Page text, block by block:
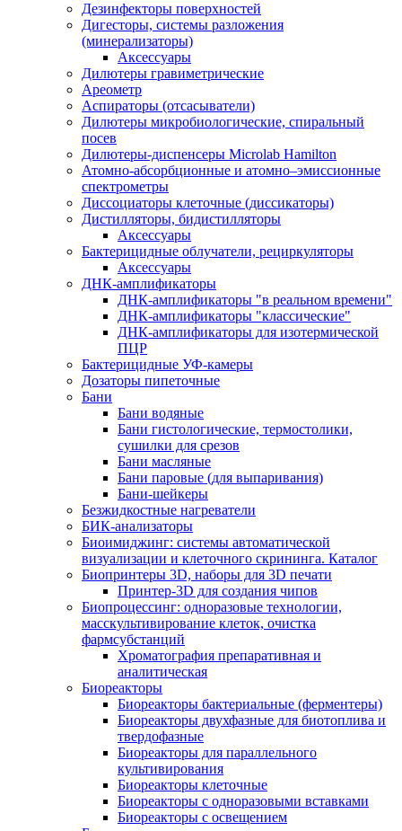
Дезинфекторы поверхностей
Дигесторы, системы разложения
(минерализаторы)
Аксессуары
Дилютеры гравиметрические
Ареометр
Аспираторы (отсасыватели)
Дилютеры микробиологические, спиральный
посев
Дилютеры-диспенсеры Microlab Hamilton
Атомно-абсорбционные и атомно–эмиссионные
спектрометры
Диссоциаторы клеточные (диссикаторы)
Дистилляторы, бидистилляторы
Аксессуары
Бактерицидные облучатели, рециркуляторы
Аксессуары
ДНК-амплификаторы
ДНК-амплификаторы "в реальном времени"
ДНК-амплификаторы "классические"
ДНК-амплификаторы для изотермической
ПЦР
Бактерицидные УФ-камеры
Дозаторы пипеточные
Бани
Бани водяные
Бани гистологические, термостолики,
сушилки для срезов
Бани масляные
Бани паровые (для выпаривания)
Бани-шейкеры
Безжидкостные нагреватели
БИК-анализаторы
Биоимиджинг: системы автоматической
визуализации и клеточного скрининга. Каталог
Биопринтеры 3D, наборы для 3D печати
Принтер-3D для создания чипов
Биопроцессинг: одноразовые технологии,
масскультивирование клеток, очистка
фармсубстанций
Хроматография препаративная и
аналитическая
Биореакторы
Биореакторы бактериальные (ферментеры)
Биореакторы двухфазные для биотоплива и
твердофазные
Биореакторы для параллельного
культивирования
Биореакторы клеточные
Биореакторы с одноразовыми вставками
Биореакторы с освещением